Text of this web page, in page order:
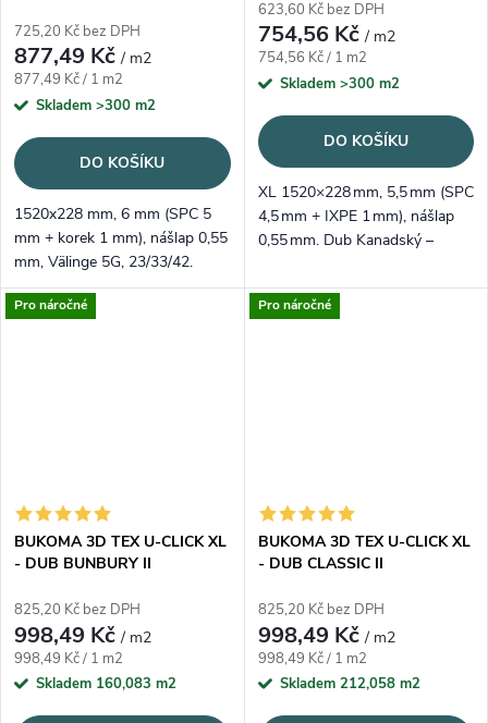
725,20 Kč bez DPH
877,49 Kč/ m2
Měrná cena:
877,49 Kč / 1 m2
Skladem >300 m2
DO KOŠÍKU
1520x228 mm, 6 mm (SPC 5
mm + korek 1 mm), nášlap 0,55
mm, Välinge 5G, 23/33/42.
Tabákový tón „Halifax“,
registrovaný emboss.
623,60 Kč bez DPH
754,56 Kč/ m2
Měrná cena:
754,56 Kč / 1 m2
Skladem >300 m2
DO KOŠÍKU
XL 1520×228 mm, 5,5 mm (SPC
4,5 mm + IXPE 1 mm), nášlap
0,55 mm. Dub Kanadský –
decentními suky; odolný vinyl
pro domácnosti i kanceláře.
Pro náročné
BUKOMA 3D TEX U-CLICK XL
- DUB BUNBURY II
825,20 Kč bez DPH
998,49 Kč/ m2
Měrná cena:
998,49 Kč / 1 m2
Skladem 160,083 m2
Pro náročné
BUKOMA 3D TEX U-CLICK XL
- DUB CLASSIC II
825,20 Kč bez DPH
998,49 Kč/ m2
Měrná cena:
998,49 Kč / 1 m2
Skladem 212,058 m2